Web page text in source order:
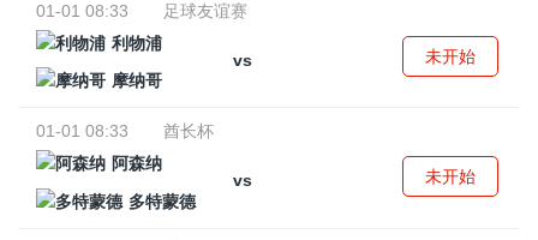
01-01 08:33
足球友谊赛
利物浦
vs
摩纳哥
未开始
01-01 08:33
酋长杯
阿森纳
vs
多特蒙德
未开始